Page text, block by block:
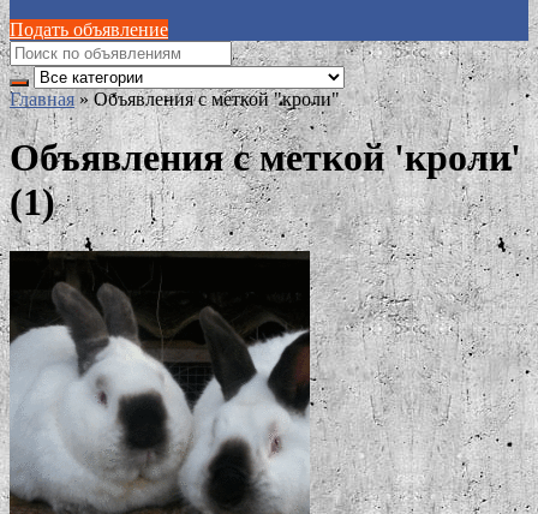
Подать объявление
Главная » Объявления с меткой "кроли"
Объявления с меткой 'кроли'
(1)